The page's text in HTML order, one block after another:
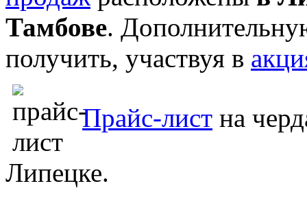
Тамбове.
получить, участвуя в
Прайс-лист на
Липецке.